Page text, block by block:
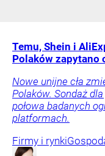
Temu, Shein i
Polaków zapytano
Nowe unijne cła
Polaków. Sondaż
połowa badanych
platformach.
Firmy i rynki